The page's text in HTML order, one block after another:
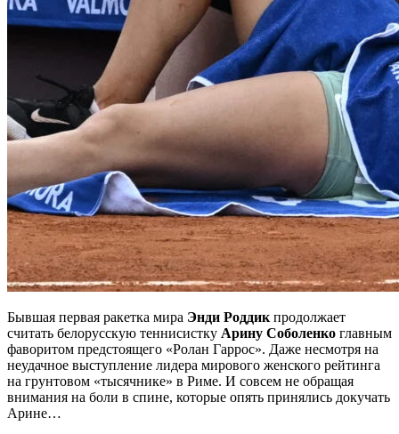
Бывшая первая ракетка мира Энди Роддик продолжает
считать белорусскую теннисистку Арину Соболенко главным
фаворитом предстоящего «Ролан Гаррос». Даже несмотря на
неудачное выступление лидера мирового женского рейтинга
на грунтовом «тысячнике» в Риме. И совсем не обращая
внимания на боли в спине, которые опять принялись докучать
Арине…